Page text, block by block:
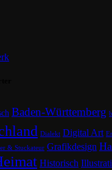
Baden-Württemberg
Dialekt Digital Art
& Stuckateur Grafikdesign
Historisch